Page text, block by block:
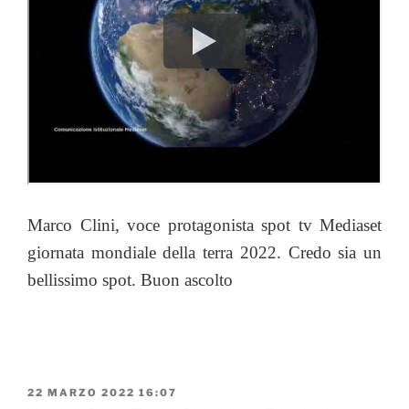
Marco Clini, voce protagonista spot tv Mediaset
giornata mondiale della terra 2022. Credo sia un
bellissimo spot. Buon ascolto
PUBBLICATO
22 MARZO 2022 16:07